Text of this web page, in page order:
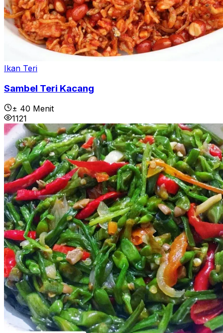
Ikan Teri
Sambel Teri Kacang
± 40 Menit
1121